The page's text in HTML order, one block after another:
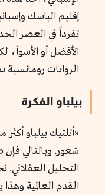
إقليم الباسك
تفرداً في العصر
الأفضل أو الأسوأ،
الروايات
بيلباو الفكرة
«أتلتيك بيلباو
شعور. وبالتالي
التحليل العقلاني.
القدم العالمية